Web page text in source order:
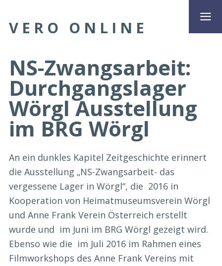
VERO ONLINE
NS-Zwangsarbeit:
Durchgangslager
Wörgl Ausstellung
im BRG Wörgl
An ein dunkles Kapitel Zeitgeschichte erinnert
die Ausstellung „NS-Zwangsarbeit- das
vergessene Lager in Wörgl“, die 2016 in
Kooperation von Heimatmuseumsverein Wörgl
und Anne Frank Verein Österreich erstellt
wurde und im Juni im BRG Wörgl gezeigt wird.
Ebenso wie die im Juli 2016 im Rahmen eines
Filmworkshops des Anne Frank Vereins mit